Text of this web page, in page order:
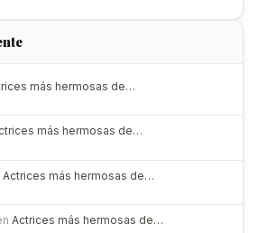
más hermosas de…
más hermosas de…
Actrices más hermosas de…
Actrices más hermosas de…